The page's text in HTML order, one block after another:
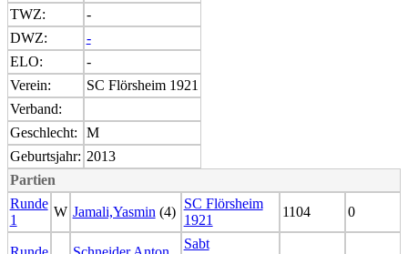
TWZ:
-
DWZ:
-
ELO:
-
Verein:
SC Flörsheim 1921
Verband:
Geschlecht:
M
Geburtsjahr: 2013
Partien
Runde
1
W Jamali,Yasmin (4)
SC Flörsheim
1921
1104 0
Sabt